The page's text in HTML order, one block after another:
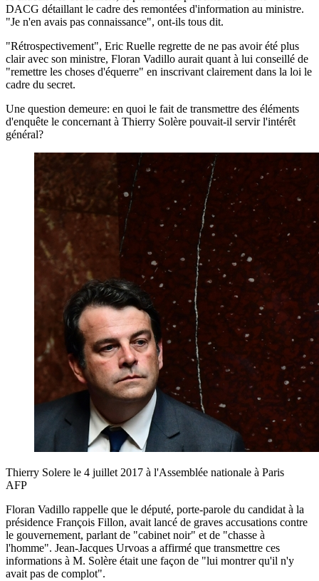
DACG détaillant le cadre des remontées d'information au ministre.
"Je n'en avais pas connaissance", ont-ils tous dit.
"Rétrospectivement", Eric Ruelle regrette de ne pas avoir été plus
clair avec son ministre, Floran Vadillo aurait quant à lui conseillé de
"remettre les choses d'équerre" en inscrivant clairement dans la loi le
cadre du secret.
Une question demeure: en quoi le fait de transmettre des éléments
d'enquête le concernant à Thierry Solère pouvait-il servir l'intérêt
général?
Thierry Solere le 4 juillet 2017 à l'Assemblée nationale à Paris
AFP
Floran Vadillo rappelle que le député, porte-parole du candidat à la
présidence François Fillon, avait lancé de graves accusations contre
le gouvernement, parlant de "cabinet noir" et de "chasse à
l'homme". Jean-Jacques Urvoas a affirmé que transmettre ces
informations à M. Solère était une façon de "lui montrer qu'il n'y
avait pas de complot".